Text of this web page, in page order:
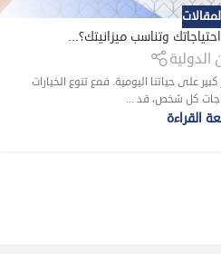
وتناسب ميزانيتك؟...
على حياتنا اليومية. فمع تنوع الخيارات
كل شخص، قد ...
القراءة